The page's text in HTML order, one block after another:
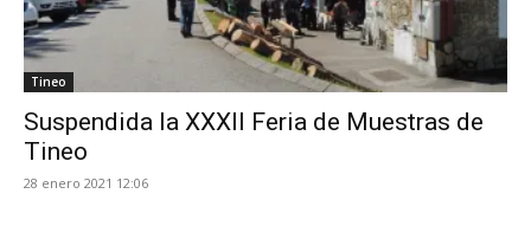
Tineo
Suspendida la XXXII Feria de Muestras de
Tineo
28 enero 2021 12:06